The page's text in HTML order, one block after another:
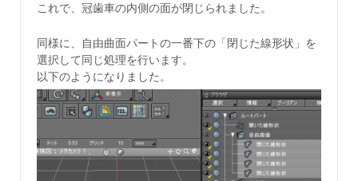
これで、冠歯車の内側の面が閉じられました。
同様に、自由曲面パートの一番下の「閉じた線形状」を
選択して同じ処理を行います。
以下のようになりました。